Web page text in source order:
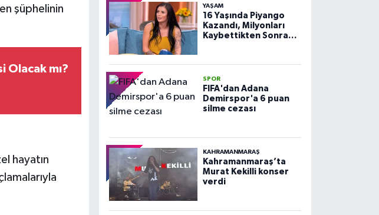
şüphelinin
Olacak mı?
hayatın
YAŞAM
16 Yaşında Piyango
Kazandı, Milyonları
Kaybettikten Sonra
SPOR
FIFA'dan Adana
Demirspor'a 6 puan
silme cezası
KAHRAMANMARAŞ
Kahramanmaraş’ta
Murat Kekilli konser
verdi